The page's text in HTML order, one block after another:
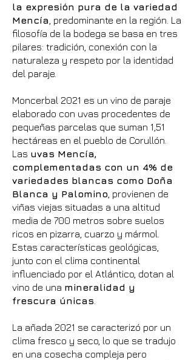
la expresión pura de la variedad
Mencía , predominante en la región. La
filosofía de la bodega se basa en tres
pilares: tradición, conexión con la
naturaleza y respeto por la identidad
del paraje.
Moncerbal 2021 es un vino de paraje
elaborado con uvas procedentes de
pequeñas parcelas que suman 1,51
hectáreas en el pueblo de Corullón.
Las uvas Mencía,
complementadas con un 4% de
variedades blancas como Doña
Blanca y Palomino , provienen de
viñas viejas situadas a una altitud
media de 700 metros sobre suelos
ricos en pizarra, cuarzo y mármol.
Estas características geológicas,
junto con el clima continental
influenciado por el Atlántico, dotan al
vino de una mineralidad y
frescura únicas
La añada 2021 se caracterizó por un
clima fresco y seco, lo que se tradujo
en una cosecha compleja pero